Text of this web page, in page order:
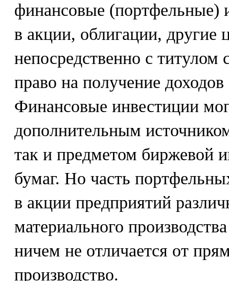
финансовые (портфельные)
в акции, облигации, другие
непосредственно с
право на получение
Финансовые инвестиции
дополнительным
так и предметом биржевой
бумаг. Но часть
в акции предприятий
материального
ничем не отличается от
производство.